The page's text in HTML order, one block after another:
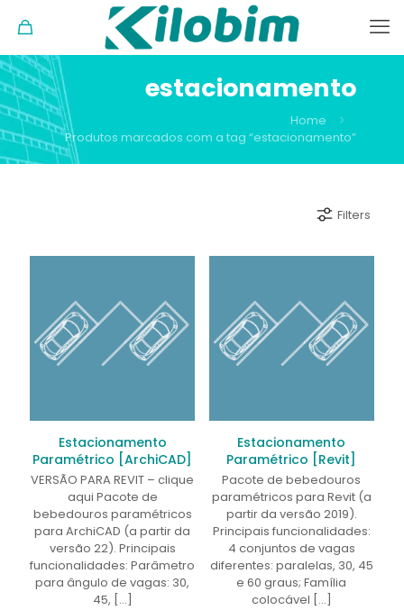
estacionamento
Home
Produtos marcados com a tag “estacionamento”
Filters
Estacionamento
Paramétrico [ArchiCAD]
VERSÃO PARA REVIT – clique
aqui Pacote de
bebedouros paramétricos
para ArchiCAD (a partir da
versão 22). Principais
funcionalidades: Parâmetro
para ângulo de vagas: 30,
45, […]
Estacionamento
Paramétrico [Revit]
Pacote de bebedouros
paramétricos para Revit (a
partir da versão 2019).
Principais funcionalidades:
4 conjuntos de vagas
diferentes: paralelas, 30, 45
e 60 graus; Família
colocável […]